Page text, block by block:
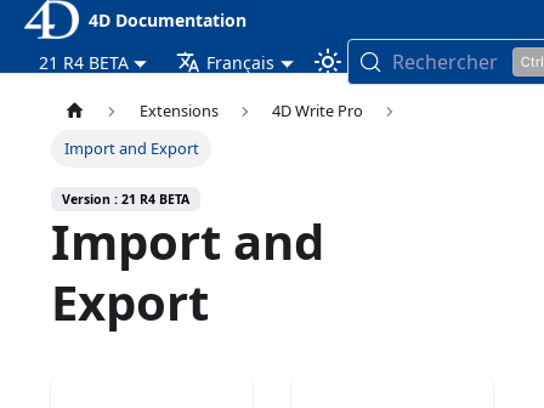
4D Documentation
21 R4 BETA
Français Rechercher
Extensions
4D Write Pro
Import and Export
Version : 21 R4 BETA
Import and
Export